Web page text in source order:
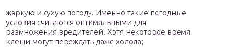
жаркую и сухую погоду. Именно такие погодные
условия считаются оптимальными для
размножения вредителей. Хотя некоторое время
клещи могут переждать даже холода;